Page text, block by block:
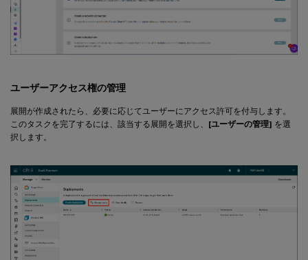
ユーザーアクセス権の管理
展開が作成されたら、必要に応じてユーザーにアクセス許可を付与します。
このタスクを完了するには、該当する展開を選択し、 [ユーザーの管理] を選
択します。